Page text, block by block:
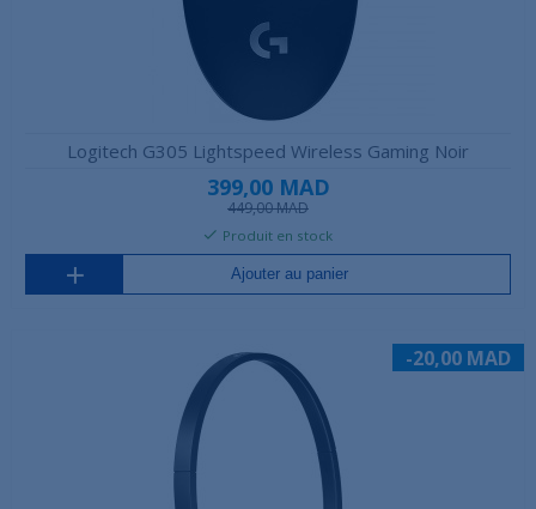
Logitech G305 Lightspeed Wireless Gaming Noir
399,00 MAD
449,00 MAD
Produit en stock
Ajouter au panier
-20,00 MAD